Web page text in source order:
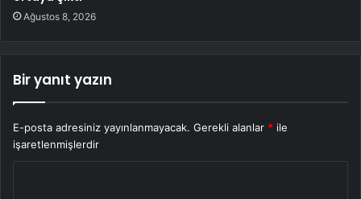
Ağustos 8, 2026
Bir yanıt yazın
E-posta adresiniz yayınlanmayacak. Gerekli alanlar * ile
işaretlenmişlerdir